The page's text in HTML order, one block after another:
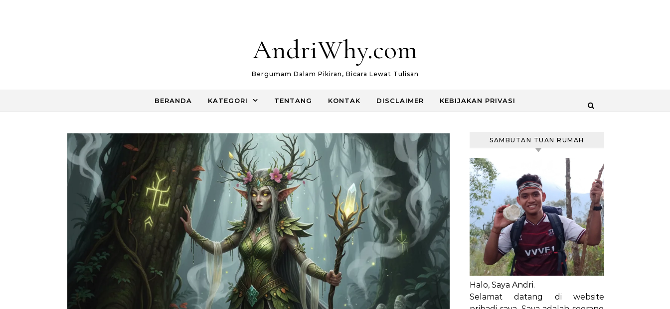
AndriWhy.com
Bergumam Dalam Pikiran, Bicara Lewat Tulisan
BERANDA KATEGORI TENTANG KONTAK DISCLAIMER KEBIJAKAN PRIVASI
SAMBUTAN TUAN RUMAH
Halo, Saya Andri.
Selamat datang di website